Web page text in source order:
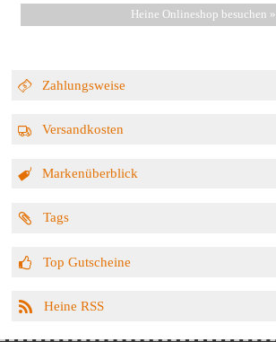
Heine Onlineshop besuchen »
Zahlungsweise
Versandkosten
Markenüberblick
Tags
Top Gutscheine
Heine RSS